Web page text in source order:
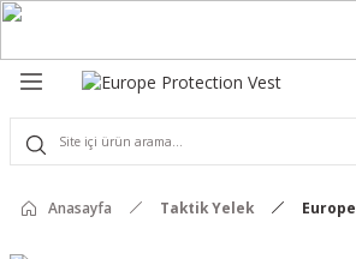
Pro Pantolon
Anasayfa Taktik Yelek